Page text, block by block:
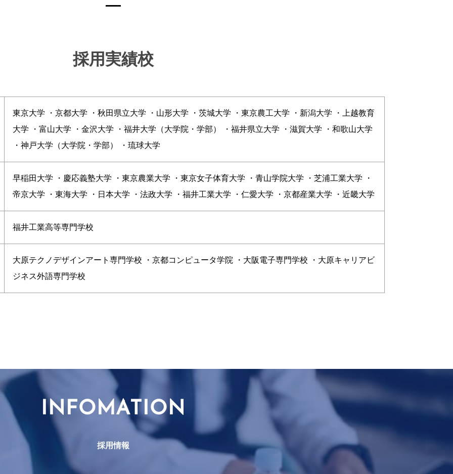
採用実績校
東京大学 ・京都大学 ・秋田県立大学 ・山形大学 ・茨城大学 ・東京農工大学 ・新潟大学 ・上越教育
大学 ・富山大学 ・金沢大学 ・福井大学（大学院・学部） ・福井県立大学 ・滋賀大学 ・和歌山大学
・神戸大学（大学院・学部） ・琉球大学
早稲田大学 ・慶応義塾大学 ・東京農業大学 ・東京女子体育大学 ・青山学院大学 ・芝浦工業大学 ・
帝京大学 ・東海大学 ・日本大学 ・法政大学 ・福井工業大学 ・仁愛大学 ・京都産業大学 ・近畿大学
福井工業高等専門学校
大原テクノデザインアート専門学校 ・京都コンピュータ学院 ・大阪電子専門学校 ・大原キャリアビ
ジネス外語専門学校
INFOMATION
採用情報